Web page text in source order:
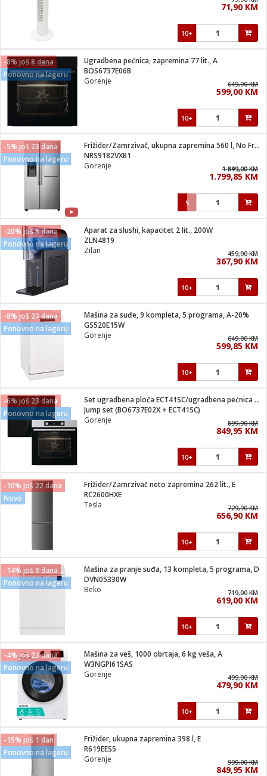
71,90 KM
10+
-8% još 8 dana
Ponovno na lageru
Ugradbena pećnica, zapremina 77 lit., A
BOS6737E06B
Gorenje
649,90 KM
599,00 KM
10+
-5% još 23 dana
Ponovno na lageru
Frižider/Zamrzivač, ukupna zapremina 560 l, No Frost Plus
NRS9182VXB1
Gorenje
1.949,00 KM
1.899,00 KM
1.799,85 KM
5
-20% još 8 dana
Ponovno na lageru
Aparat za slushi, kapacitet 2 lit., 200W
ZLN4819
Zilan
459,90 KM
367,90 KM
10+
-8% još 23 dana
Ponovno na lageru
Mašina za suđe, 9 kompleta, 5 programa, A-20%
GS520E15W
Gorenje
649,00 KM
599,85 KM
10+
-6% još 23 dana
Ponovno na lageru
Set ugradbena ploča ECT41SC/ugradbena pećnica BO6737E02X
Jump set (BO6737E02X + ECT41SC)
Gorenje
899,90 KM
849,95 KM
10+
-10% još 22 dana
Novo
Frižider/Zamrzivač neto zapremina 262 lit., E
RC2600HXE
Tesla
729,90 KM
656,90 KM
10+
-14% još 8 dana
Ponovno na lageru
Mašina za pranje suđa, 13 kompleta, 5 programa, D
DVN05330W
Beko
719,00 KM
619,00 KM
10+
-4% još 23 dana
Ponovno na lageru
Mašina za veš, 1000 obrtaja, 6 kg veša, A
W3NGPI61SAS
Gorenje
499,90 KM
479,90 KM
10+
-15% još 1 dan
Ponovno na lageru
Frižider, ukupna zapremina 398 l, E
R619EES5
Gorenje
999,00 KM
849,95 KM